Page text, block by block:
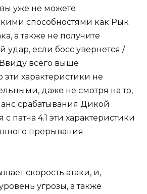
уже не можете
способностями как Рык
а также не получите
удар, если босс увернется /
Ввиду всего выше
эти характеристики не
даже не смотря на то,
срабатывания Дикой
патча 4.1 эти характеристики
прерывания
скорость атаки, и,
угрозы, а также